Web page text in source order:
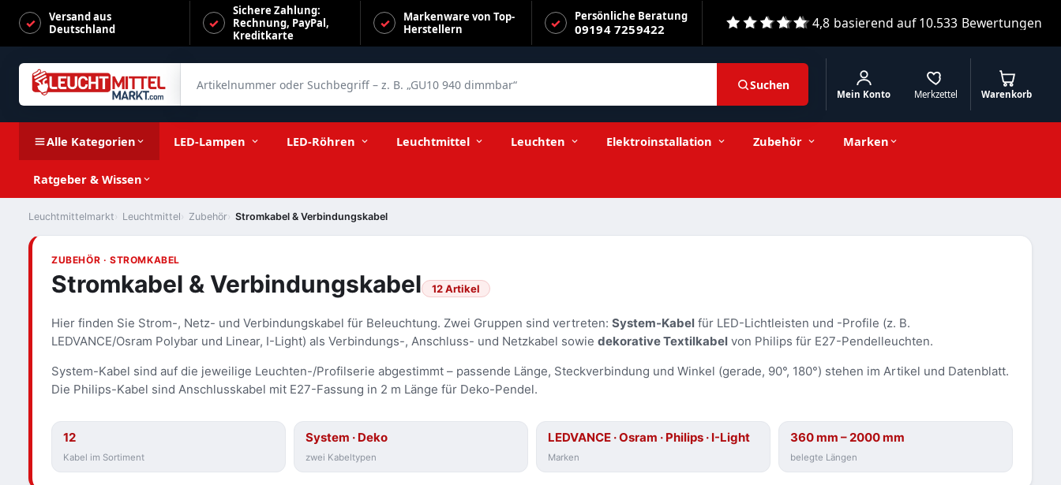
Versand aus
Deutschland
Sichere Zahlung:
Rechnung, PayPal,
Kreditkarte
Markenware von Top-
Herstellern
Persönliche Beratung
09194 7259422 4,8 basierend auf10.533 Bewertungen
Suchen
Merkzettel
Mein Konto Warenkorb
Alle Kategorien LED-Lampen LED-Röhren Leuchtmittel Leuchten Elektroinstallation Zubehör Marken
Ratgeber & Wissen
Leuchtmittelmarkt Leuchtmittel Zubehör Stromkabel & Verbindungskabel
ZUBEHÖR · STROMKABEL
Stromkabel & Verbindungskabel 12 Artikel
Hier finden Sie Strom-, Netz- und Verbindungskabel für Beleuchtung. Zwei Gruppen sind vertreten: System-Kabel für LED-Lichtleisten und -Profile (z. B.
LEDVANCE/Osram Polybar und Linear, I-Light) als Verbindungs-, Anschluss- und Netzkabel sowie dekorative Textilkabel von Philips für E27-Pendelleuchten.
System-Kabel sind auf die jeweilige Leuchten-/Profilserie abgestimmt – passende Länge, Steckverbindung und Winkel (gerade, 90°, 180°) stehen im Artikel und Datenblatt.
Die Philips-Kabel sind Anschlusskabel mit E27-Fassung in 2 m Länge für Deko-Pendel.
12
Kabel im Sortiment
System · Deko
zwei Kabeltypen
LEDVANCE · Osram · Philips · I-Light
Marken
360 mm – 2000 mm
belegte Längen